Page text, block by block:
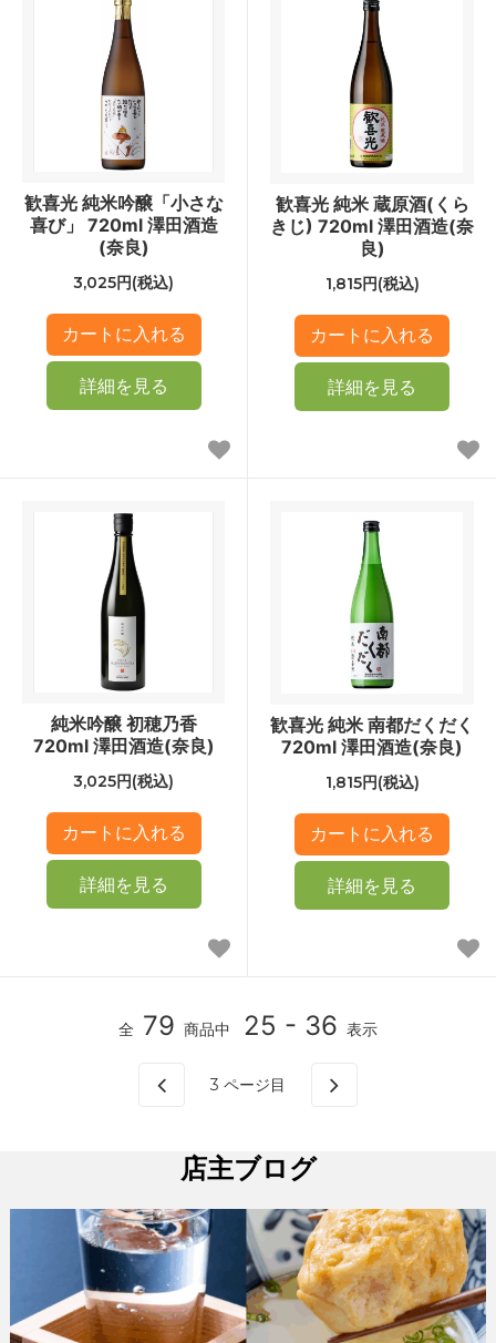
歓喜光 純米吟醸「小さな
喜び」 720ml 澤田酒造
(奈良)
3,025円(税込)
詳細を見る
歓喜光 純米 蔵原酒(くら
きじ) 720ml 澤田酒造(奈
良)
1,815円(税込)
詳細を見る
純米吟醸 初穂乃香
720ml 澤田酒造(奈良)
3,025円(税込)
詳細を見る
歓喜光 純米 南都だくだく
720ml 澤田酒造(奈良)
1,815円(税込)
詳細を見る
全 79 商品中 25 - 36 表示
3 ページ目